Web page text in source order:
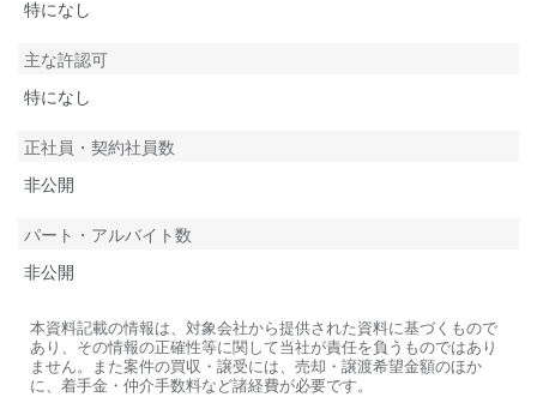
特になし
主な許認可
特になし
正社員・契約社員数
非公開
パート・アルバイト数
非公開
本資料記載の情報は、対象会社から提供された資料に基づくもので
あり、その情報の正確性等に関して当社が責任を負うものではあり
ません。また案件の買収・譲受には、売却・譲渡希望金額のほか
に、着手金・仲介手数料など諸経費が必要です。